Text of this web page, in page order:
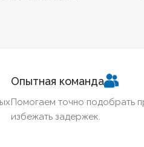
Опытная команда
Помогаем точно подобрать
избежать задержек.